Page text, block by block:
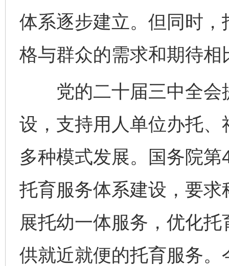
体系逐步建立。但同时
格与群众的需求和期待
党的二十届三中全会
设，支持用人单位办托
多种模式发展。国务院
托育服务体系建设，要
展托幼一体服务，优化
供就近就便的托育服务